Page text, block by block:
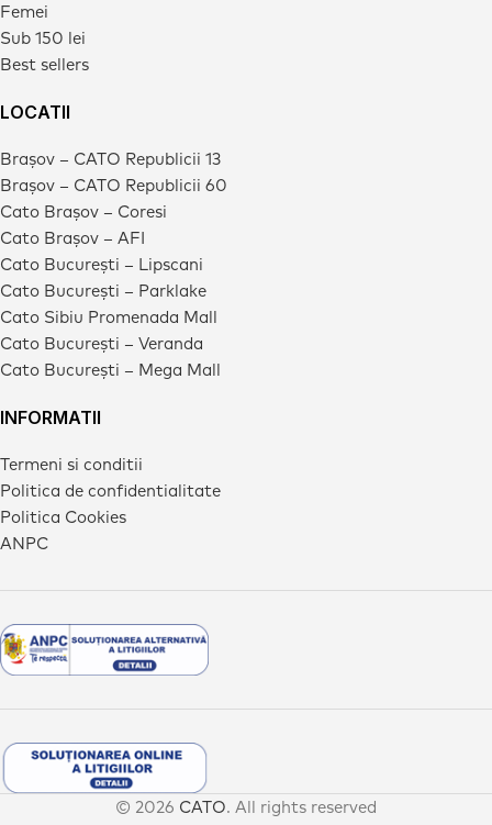
Femei
Sub 150 lei
Best sellers
LOCATII
Brașov – CATO Republicii 13
Brașov – CATO Republicii 60
Cato Brașov – Coresi
Cato Brașov – AFI
Cato București – Lipscani
Cato București – Parklake
Cato Sibiu Promenada Mall
Cato București – Veranda
Cato București – Mega Mall
INFORMATII
Termeni si conditii
Politica de confidentialitate
Politica Cookies
ANPC
© 2026 CATO. All rights reserved